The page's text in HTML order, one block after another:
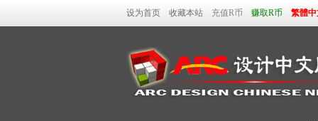
设为首页 收藏本站 充值R币 赚取R币 繁體中